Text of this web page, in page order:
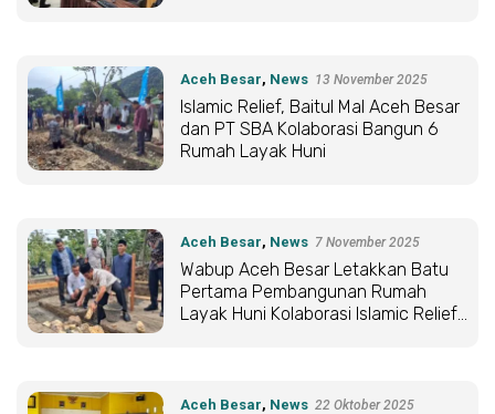
Aceh Besar, News 13 November 2025
Islamic Relief, Baitul Mal Aceh Besar
dan PT SBA Kolaborasi Bangun 6
Rumah Layak Huni
Aceh Besar, News 7 November 2025
Wabup Aceh Besar Letakkan Batu
Pertama Pembangunan Rumah
Layak Huni Kolaborasi Islamic Relief,
Aceh Besar, News 22 Oktober 2025